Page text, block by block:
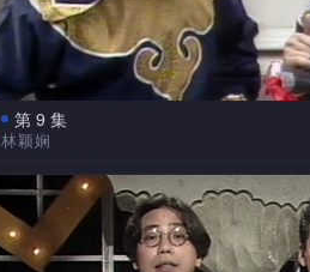
第 9 集
林颖娴
原来医院充满趣事。病人要求留院
病人急著出院，皆因怕乌龙医生对其不利
方翻天覆地，笑料百出。还会送上杜德伟
>MV。